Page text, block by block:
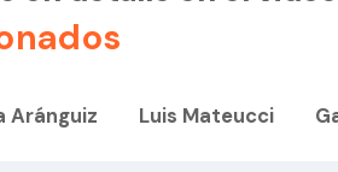
Aránguiz Luis Mateucci